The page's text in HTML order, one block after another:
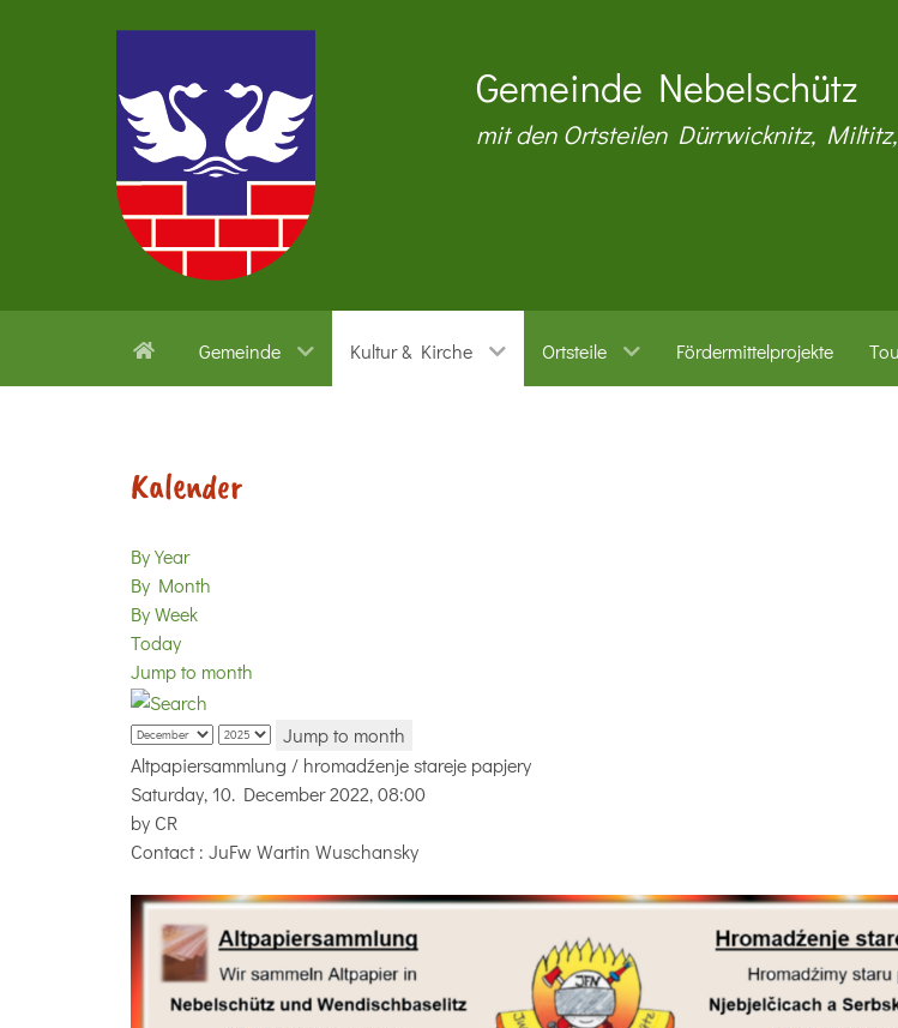
Gemeinde Nebelschütz
mit den Ortsteilen Dürrwicknitz,
Gemeinde Kultur & Kirche Ortsteile Fördermittelprojekte
Kalender
By Year
By Month
By Week
Today
Jump to month
Jump to month
Altpapiersammlung / hromadźenje stareje papjery
Saturday, 10. December 2022, 08:00
by CR
Contact: JuFw Wartin Wuschansky